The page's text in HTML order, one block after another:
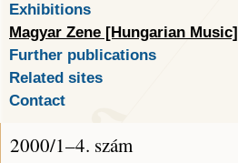
Exhibitions
Magyar Zene [Hungarian Music]
Further publications
Related sites
Contact
2000/1–4. szám